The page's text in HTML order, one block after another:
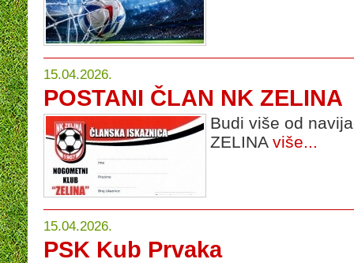
15.04.2026.
POSTANI ČLAN NK ZELINA
Budi više od
ZELINA više...
15.04.2026.
PSK Kub Prvaka